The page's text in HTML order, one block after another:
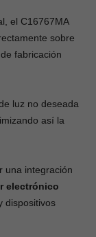
el C16767MA
sobre
fabricación
luz no deseada
así la
una integración
electrónico
dispositivos